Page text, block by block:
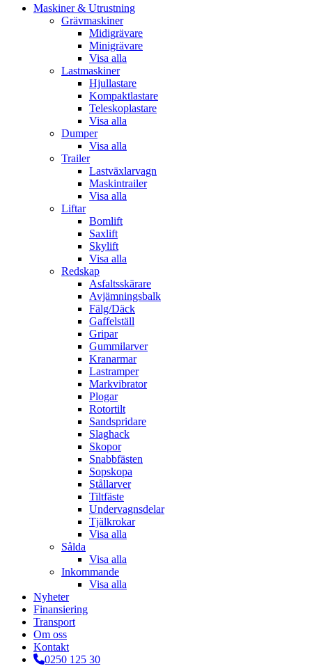
Close
Maskiner & Utrustning
Grävmaskiner
Midigrävare
Minigrävare
Visa alla
Lastmaskiner
Hjullastare
Kompaktlastare
Teleskoplastare
Visa alla
Dumper
Visa alla
Trailer
Lastväxlarvagn
Maskintrailer
Visa alla
Liftar
Bomlift
Saxlift
Skylift
Visa alla
Redskap
Asfaltsskärare
Avjämningsbalk
Fälg/Däck
Gaffelställ
Gripar
Gummilarver
Kranarmar
Lastramper
Markvibrator
Plogar
Rotortilt
Sandspridare
Slaghack
Skopor
Snabbfästen
Sopskopa
Stållarver
Tiltfäste
Undervagnsdelar
Tjälkrokar
Visa alla
Sålda
Visa alla
Inkommande
Visa alla
Nyheter
Finansiering
Transport
Om oss
Kontakt
0250 125 30